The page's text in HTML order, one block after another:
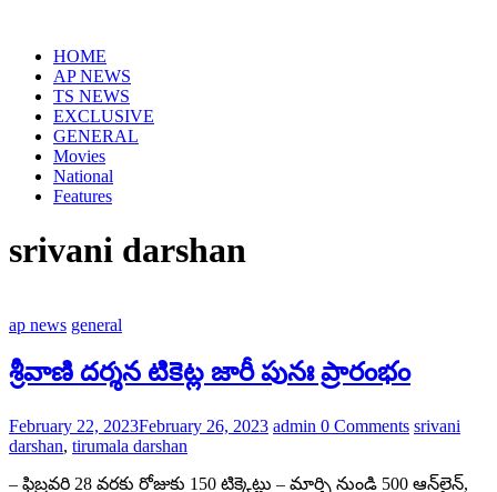
HOME
AP NEWS
TS NEWS
EXCLUSIVE
GENERAL
Movies
National
Features
srivani darshan
ap news general
శ్రీవాణి దర్శన టికెట్ల జారీ పునః ప్రారంభం
February 22, 2023February 26, 2023 admin 0 Comments srivani
darshan, tirumala darshan
– ఫిబ్రవరి 28 వరకు రోజుకు 150 టిక్కెట్లు – మార్చి నుండి 500 ఆన్‌లైన్,